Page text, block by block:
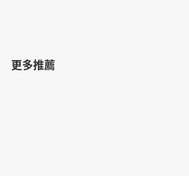
更多推薦